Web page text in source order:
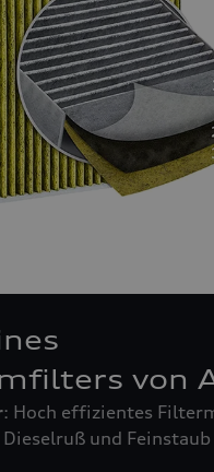
von
: Hoch effizientes
und Feinstaub